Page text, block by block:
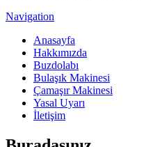
Navigation
Anasayfa
Hakkımızda
Buzdolabı
Bulaşık Makinesi
Çamaşır Makinesi
Yasal Uyarı
İletişim